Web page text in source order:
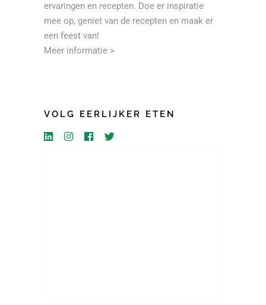
ervaringen en recepten. Doe er inspiratie
mee op, geniet van de recepten en maak er
een feest van!
Meer informatie >
VOLG EERLIJKER ETEN